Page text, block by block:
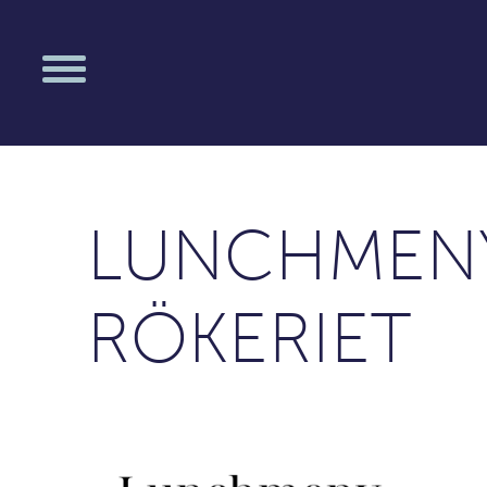
RÖKERIET